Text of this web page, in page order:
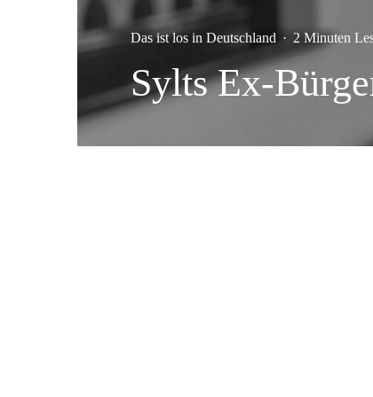
Das ist los in Deutschland · 2 Minuten
Sylts Ex-